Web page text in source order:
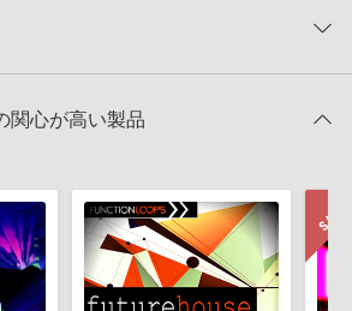
は、
無償版のKONTAKT PLAYERではお使いい
関するご注意：FAT32でフォーマットされた
HFS＋でフォーマットされたHDDをご用意
す。
後、受注確認メールとシリアルナンバーをお
が送信されます。メールに記載されており
品のダウンロード／導入を行って下さい。
ル！
関心が高い製品